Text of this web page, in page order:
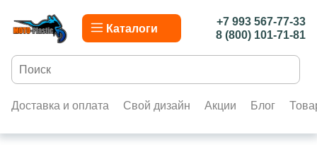
Каталоги
+7 993 567-77-33
8 (800) 101-71-81
Доставка и оплата Свой дизайн Акции Блог